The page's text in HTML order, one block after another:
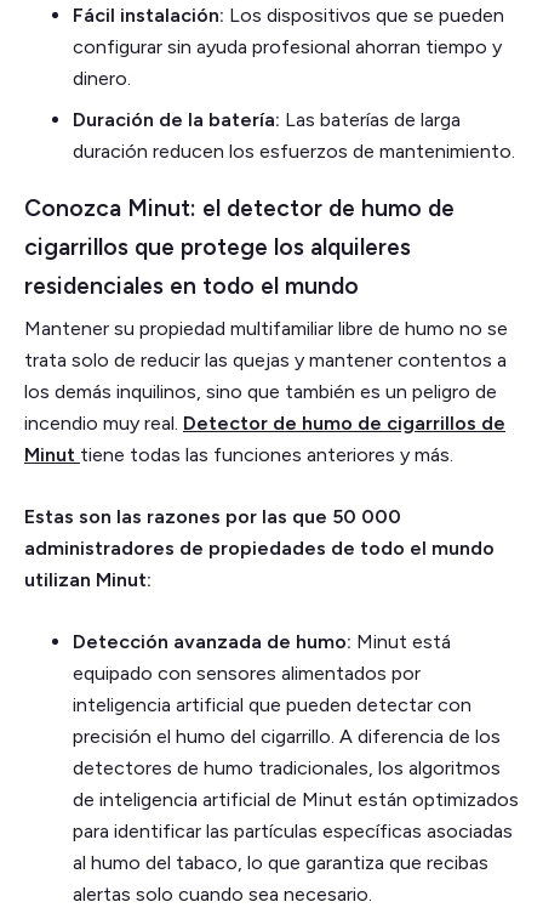
Fácil instalación: Los dispositivos que se pueden
configurar sin ayuda profesional ahorran tiempo y
dinero.
Duración de la batería: Las baterías de larga
duración reducen los esfuerzos de mantenimiento.
Conozca Minut: el detector de humo de
cigarrillos que protege los alquileres
residenciales en todo el mundo
Mantener su propiedad multifamiliar libre de humo no se
trata solo de reducir las quejas y mantener contentos a
los demás inquilinos, sino que también es un peligro de
incendio muy real. Detector de humo de cigarrillos de
Minut tiene todas las funciones anteriores y más.
Estas son las razones por las que 50 000
administradores de propiedades de todo el mundo
utilizan Minut:
Detección avanzada de humo: Minut está
equipado con sensores alimentados por
inteligencia artificial que pueden detectar con
precisión el humo del cigarrillo. A diferencia de los
detectores de humo tradicionales, los algoritmos
de inteligencia artificial de Minut están optimizados
para identificar las partículas específicas asociadas
al humo del tabaco, lo que garantiza que recibas
alertas solo cuando sea necesario.